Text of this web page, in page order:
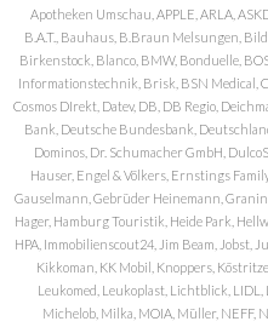
Apotheken Umschau, APPLE, ARLA,
B.A.T., Bauhaus, B.Braun Melsungen,
Birkenstock, Blanco, BMW, Bonduelle,
Informationstechnik, Brisk, BSN Medical,
Cosmos DIrekt, Datev, DB, DB Regio,
Bank, Deutsche Bundesbank,
Dominos, Dr. Schumacher GmbH,
Hauser, Engel & Völkers, Ernstings
Gauselmann, Gebrüder Heinemann,
Hager, Hamburg Touristik, Heide Park,
HPA, Immobilienscout24, Jim Beam, Jobst,
Kikkoman, KK Mobil, Knoppers,
Leukomed, Leukoplast, Lichtblick, LIDL,
Michelob, Milka, MOIA, Müller, NEFF,